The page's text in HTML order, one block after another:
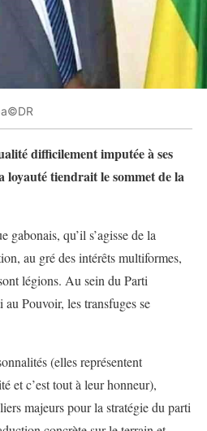
difficilement imputée à ses
loyauté tiendrait le sommet de la
qu’il s’agisse de la
au gré des intérêts multiformes,
légions. Au sein du Parti
Pouvoir, les transfuges se
(elles représentent
et c’est tout à leur honneur),
majeurs pour la stratégie du parti